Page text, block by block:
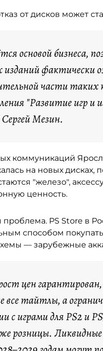
от дисков может
основой бизнеса,
изданий фактически
части таких
"Развитие игр и
Мезин.
коммуникаций
на новых дисках,
"железо",
ценность.
PS Store в
способом
— зарубежные
цен
все тайтлы, а
с играми для PS2 и
розницы.